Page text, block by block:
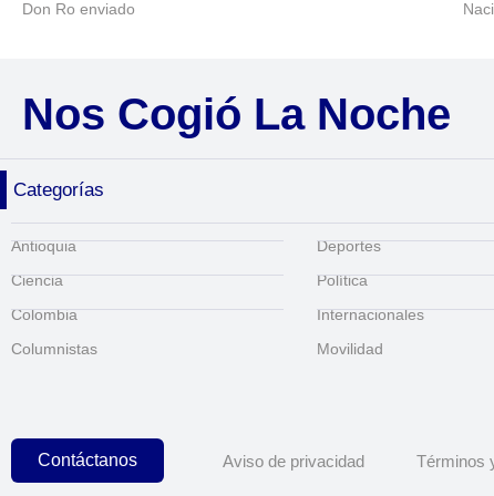
Don Ro enviado
Nos Cogió La Noche
Categorías
Antioquia
Ciencia
Colombia
Columnistas
Deportes
Política
Internacionales
Movilidad
Contáctanos Aviso de privacidad Términos